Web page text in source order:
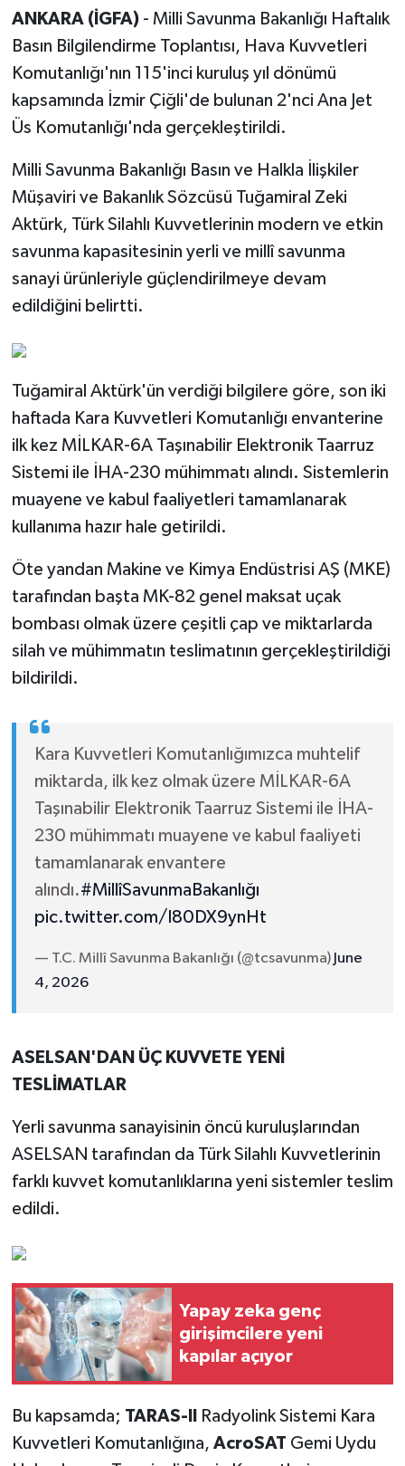
ANKARA (İGFA) - Milli Savunma Bakanlığı Haftalık
Basın Bilgilendirme Toplantısı, Hava Kuvvetleri
Komutanlığı'nın 115'inci kuruluş yıl dönümü
kapsamında İzmir Çiğli'de bulunan 2'nci Ana Jet
Üs Komutanlığı'nda gerçekleştirildi.
Milli Savunma Bakanlığı Basın ve Halkla İlişkiler
Müşaviri ve Bakanlık Sözcüsü Tuğamiral Zeki
Aktürk, Türk Silahlı Kuvvetlerinin modern ve etkin
savunma kapasitesinin yerli ve millî savunma
sanayi ürünleriyle güçlendirilmeye devam
edildiğini belirtti.
Tuğamiral Aktürk'ün verdiği bilgilere göre, son iki
haftada Kara Kuvvetleri Komutanlığı envanterine
ilk kez MİLKAR-6A Taşınabilir Elektronik Taarruz
Sistemi ile İHA-230 mühimmatı alındı. Sistemlerin
muayene ve kabul faaliyetleri tamamlanarak
kullanıma hazır hale getirildi.
Öte yandan Makine ve Kimya Endüstrisi AŞ (MKE)
tarafından başta MK-82 genel maksat uçak
bombası olmak üzere çeşitli çap ve miktarlarda
silah ve mühimmatın teslimatının gerçekleştirildiği
bildirildi.
Kara Kuvvetleri Komutanlığımızca muhtelif
miktarda, ilk kez olmak üzere MİLKAR-6A
Taşınabilir Elektronik Taarruz Sistemi ile İHA-
230 mühimmatı muayene ve kabul faaliyeti
tamamlanarak envantere
alındı.#MillîSavunmaBakanlığı
pic.twitter.com/I80DX9ynHt
— T.C. Millî Savunma Bakanlığı (@tcsavunma) June
4, 2026
ASELSAN'DAN ÜÇ KUVVETE YENİ
TESLİMATLAR
Yerli savunma sanayisinin öncü kuruluşlarından
ASELSAN tarafından da Türk Silahlı Kuvvetlerinin
farklı kuvvet komutanlıklarına yeni sistemler teslim
edildi.
Yapay zeka genç
girişimcilere yeni
kapılar açıyor
Bu kapsamda; TARAS-II
Radyolink Sistemi Kara
Kuvvetleri Komutanlığına, AcroSAT Gemi Uydu